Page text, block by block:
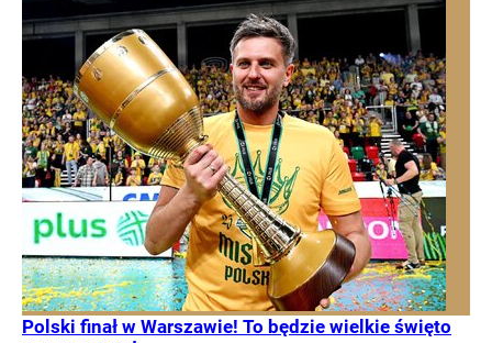
Polski finał w Warszawie! To będzie wielkie święto